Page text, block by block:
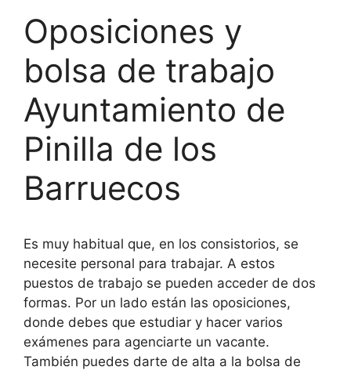
Oposiciones y
bolsa de trabajo
Ayuntamiento de
Pinilla de los
Barruecos
Es muy habitual que, en los consistorios, se
necesite personal para trabajar. A estos
puestos de trabajo se pueden acceder de dos
formas. Por un lado están las oposiciones,
donde debes que estudiar y hacer varios
exámenes para agenciarte un vacante.
También puedes darte de alta a la bolsa de